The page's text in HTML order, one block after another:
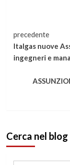
Continua
a
leggere
precedente
Italgas nuove
ingegneri e
Cerca nel blog